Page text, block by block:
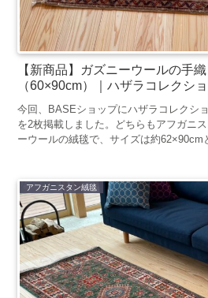
【新商品】ガズニーウールの手
（60×90cm）｜ハザラコレクシ
今回、BASEショップにハザラコレクシ
を2枚掲載しました。どちらもアフガニ
ーウールの絨毯で、サイズは約
アフガニスタン絨毯